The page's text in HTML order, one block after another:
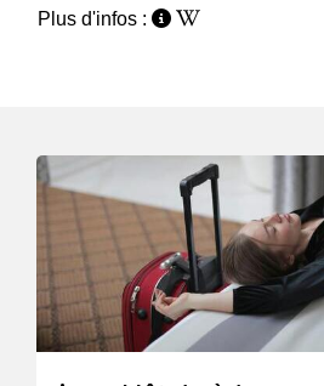
Plus d'infos :